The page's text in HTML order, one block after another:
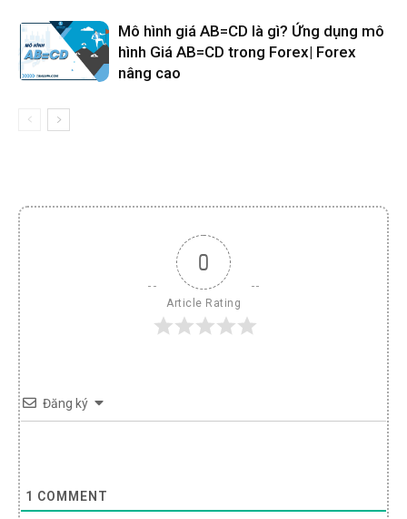
Mô hình giá AB=CD là gì? Ứng dụng mô
hình Giá AB=CD trong Forex| Forex
nâng cao
0
Article Rating
Đăng ký
1 COMMENT